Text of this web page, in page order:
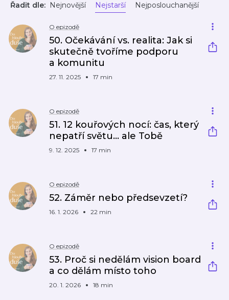
Řadit dle: Nejnovější Nejstarší Nejposlouchanější
O epizodě
50. Očekávání vs. realita: Jak si
skutečně tvoříme podporu
a komunitu
27. 11. 2025 17 min
O epizodě
51. 12 kouřových nocí: čas, který
nepatří světu… ale Tobě
9. 12. 2025 17 min
O epizodě
52. Záměr nebo předsevzetí?
16. 1. 2026 22 min
O epizodě
53. Proč si nedělám vision board
a co dělám místo toho
20. 1. 2026 18 min